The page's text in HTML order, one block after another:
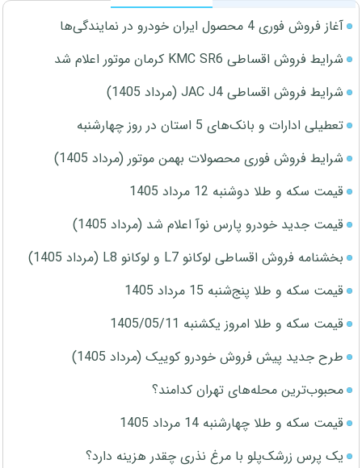
آغاز فروش فوری 4 محصول ایران خودرو در نمایندگی‌ها
شرایط فروش اقساطی KMC SR6 کرمان موتور اعلام شد
شرایط فروش اقساطی JAC J4 (مرداد 1405)
تعطیلی ادارات و بانک‌های 5 استان در روز چهارشنبه
شرایط فروش فوری محصولات بهمن موتور (مرداد 1405)
قیمت سکه و طلا دوشنبه 12 مرداد 1405
قیمت جدید خودرو پارس نوآ اعلام شد (مرداد 1405)
بخشنامه فروش اقساطی لوکانو L7 و لوکانو L8 (مرداد 1405)
قیمت سکه و طلا پنج‌شنبه 15 مرداد 1405
قیمت سکه و طلا امروز یکشنبه 1405/05/11
طرح جدید پیش فروش خودرو کوییک (مرداد 1405)
محبوب‌ترین محله‌های تهران کدامند؟
قیمت سکه و طلا چهارشنبه 14 مرداد 1405
یک پرس زرشک‌پلو با مرغ نذری چقدر هزینه دارد؟